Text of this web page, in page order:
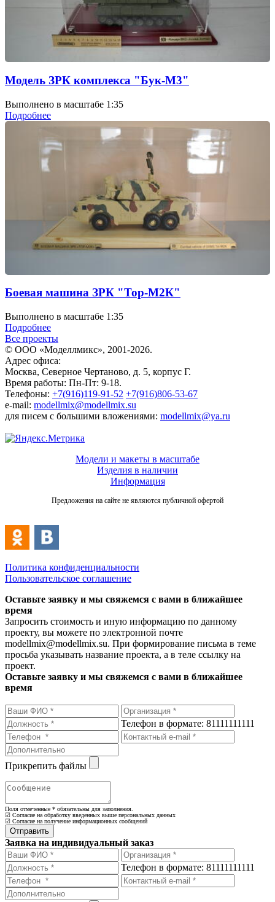
Модель ЗРК комплекса "Бук-М3"
Выполнено в масштабе 1:35
Подробнее
Боевая машина ЗРК "Тор-М2К"
Выполнено в масштабе 1:35
Подробнее
Все проекты
© ООО «Моделлмикс», 2001-2026.
Адрес офиса:
Москва, Северное Чертаново, д. 5, корпус Г.
Время работы: Пн-Пт: 9-18.
Телефоны: +7(916)119-91-52 +7(916)806-53-67
e-mail: modellmix@modellmix.su
для писем с большими вложениями: modellmix@ya.ru
Модели и макеты в масштабе
Изделия в наличии
Информация
Предложения на сайте не являются публичной офертой
Политика конфиденциальности
Пользовательское соглашение
Оставьте заявку и мы свяжемся с вами в ближайшее
время
Запросить стоимость и иную информацию по данному
проекту, вы можете по электронной почте
modellmix@modellmix.su. При формирование письма в теме
просьба указывать название проекта, а в теле ссылку на
проект.
Оставьте заявку и мы свяжемся с вами в ближайшее
время
Телефон в формате: 81111111111
Прикрепить файлы
Поля отмеченные * обязательны для заполнения.
☑ Согласие на обработку введенных выше персональных данных
☑ Согласие на получение информационных сообщений
Заявка на индивидуальный заказ
Телефон в формате: 81111111111